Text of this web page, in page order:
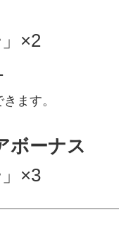
×2
ます。
ボーナス
×3